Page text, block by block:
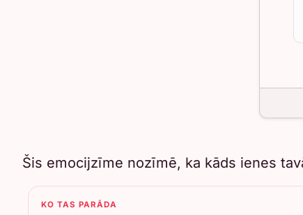
Šis emocijzīme nozīmē, ka kāds ienes
KO TAS PARĀDA